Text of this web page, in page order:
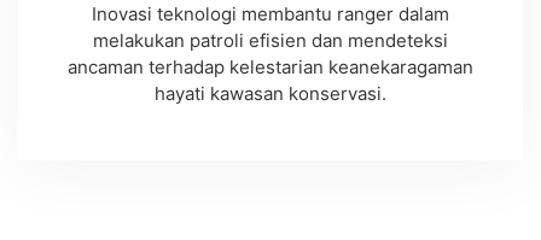
Inovasi teknologi membantu ranger dalam
melakukan patroli efisien dan mendeteksi
ancaman terhadap kelestarian keanekaragaman
hayati kawasan konservasi.